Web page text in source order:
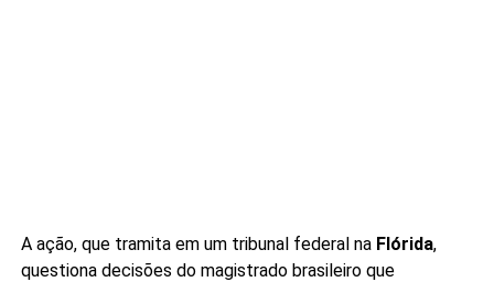
A ação, que tramita em um tribunal federal na Flórida,
questiona decisões do magistrado brasileiro que